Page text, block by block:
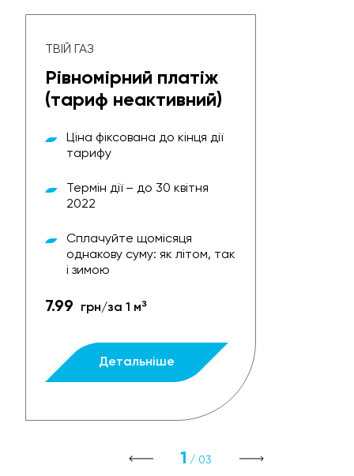
ТВІЙ ГАЗ
Рівномірний платіж
(тариф неактивний)
Ціна фіксована до кінця дії
тарифу
Термін дії – до 30 квітня
2022
Сплачуйте щомісяця
однакову суму: як літом, так
і зимою
7.99 грн/за 1 м³
Детальніше
1 / 03